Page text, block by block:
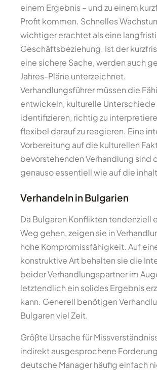
einem Ergebnis – und zu einem
Profit kommen. Schnelles
wichtiger erachtet als eine
Geschäftsbeziehung. Ist der
eine sichere Sache, werden auch
Jahres-Pläne unterzeichnet.
Verhandlungsführer müssen die
entwickeln, kulturelle Unterschiede
identifizieren, richtig zu
flexibel darauf zu reagieren. Eine
Vorbereitung auf die kulturellen
bevorstehenden Verhandlung sind
genauso essentiell wie auf die
Verhandeln in Bulgarien
Da Bulgaren Konflikten tendenziell
Weg gehen, zeigen sie in
hohe Kompromissfähigkeit. Auf
konstruktive Art behalten sie die
beider Verhandlungspartner im
letztendlich ein solides Ergebnis
kann. Generell benötigen
Bulgaren viel Zeit.
Größte Ursache für
indirekt ausgesprochene
deutsche Manager häufig einfach